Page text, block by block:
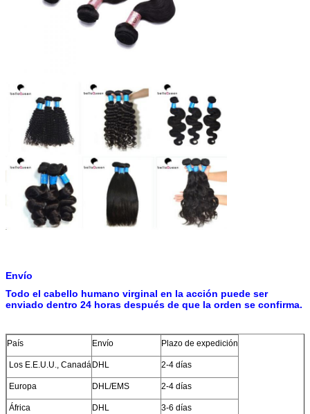
Envío
Todo el cabello humano virginal en la acción puede ser
enviado dentro 24 horas después de que la orden se confirma.
País Envío Plazo de expedición
Los E.E.U.U., Canadá DHL 2-4 días
Europa DHL/EMS 2-4 días
África DHL 3-6 días